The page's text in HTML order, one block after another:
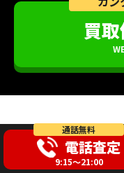
通話無料
電話査定
9:15～21:00
買